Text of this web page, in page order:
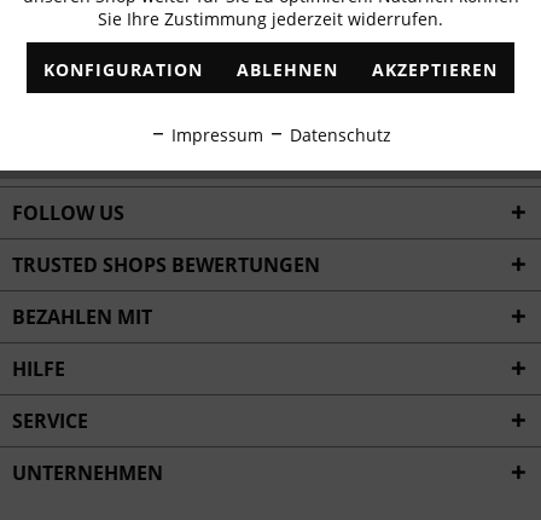
Schreiben Sie eine Nachricht an:
FOLLOW US
TRUSTED SHOPS BEWERTUNGEN
BEZAHLEN MIT
HILFE
SERVICE
UNTERNEHMEN
Marketing Inaktiv
Tracking Inaktiv
Personalisierung Inaktiv
Service Inaktiv
Sie Ihre Zustimmung jederzeit widerrufen.
KONFIGURATION ABLEHNEN AKZEPTIEREN
Impressum Datenschutz